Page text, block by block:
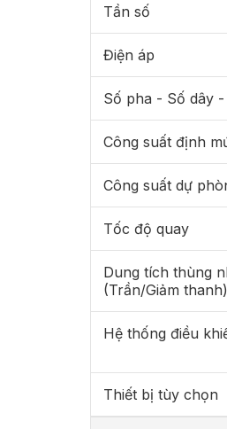
Tần số
Điện áp
Số pha - Số dây
Công suất định
Công suất dự
Tốc độ quay
Dung tích thùng
(Trần/Giảm thanh)
Hệ thống điều
Thiết bị tùy chọn